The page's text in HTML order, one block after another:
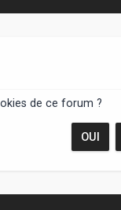
de ce forum ?